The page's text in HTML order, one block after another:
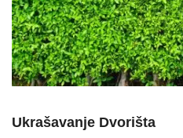
Ukrašavanje Dvorišta